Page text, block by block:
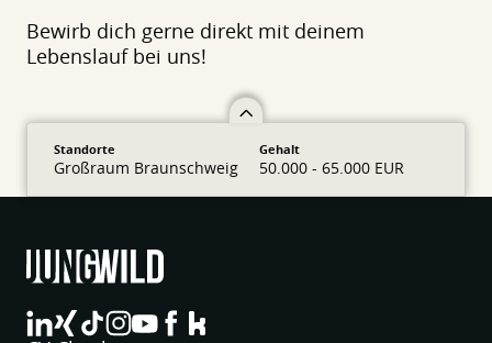
Bewirb dich gerne direkt mit deinem
Lebenslauf bei uns!
Standorte
Großraum Braunschweig
Gehalt
50.000 - 65.000 EUR
jungwild bei LinkedIn
jungwild bei XING
jungwild bei TikTok
jungwild bei Instagram
jungwild bei YouTube
jungwild bei Facebook